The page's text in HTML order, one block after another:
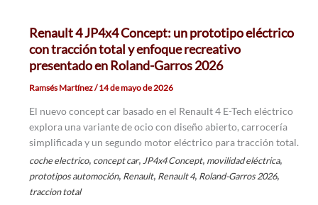
Renault 4 JP4x4 Concept: un prototipo eléctrico
con tracción total y enfoque recreativo
presentado en Roland-Garros 2026
Ramsés Martínez/14 de mayo de 2026
El nuevo concept car basado en el Renault 4 E-Tech eléctrico
explora una variante de ocio con diseño abierto, carrocería
simplificada y un segundo motor eléctrico para tracción total.
coche electrico, concept car,JP4x4 Concept, movilidad eléctrica,
prototipos automoción, Renault, Renault 4, Roland-Garros 2026,
traccion total